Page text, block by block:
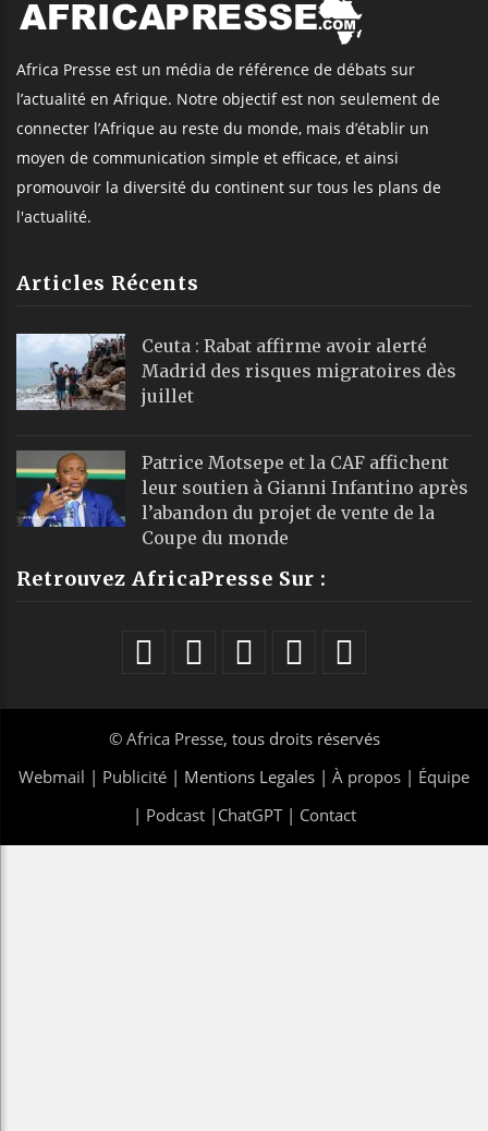
Africa Presse est un média de référence de débats sur
l’actualité en Afrique. Notre objectif est non seulement de
connecter l’Afrique au reste du monde, mais d’établir un
moyen de communication simple et efficace, et ainsi
promouvoir la diversité du continent sur tous les plans de
l'actualité.
Articles Récents
Ceuta : Rabat affirme avoir alerté
Madrid des risques migratoires dès
juillet
Patrice Motsepe et la CAF affichent
leur soutien à Gianni Infantino après
l’abandon du projet de vente de la
Coupe du monde
Retrouvez AfricaPresse Sur :
© Africa Presse, tous droits réservés
Webmail | Publicité | Mentions Legales | À propos | Équipe
| Podcast| ChatGPT| Contact